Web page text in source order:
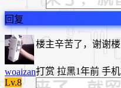
回复
woaizan
Lv.8
楼主辛苦了，谢谢
打赏 拉黑1年前 手